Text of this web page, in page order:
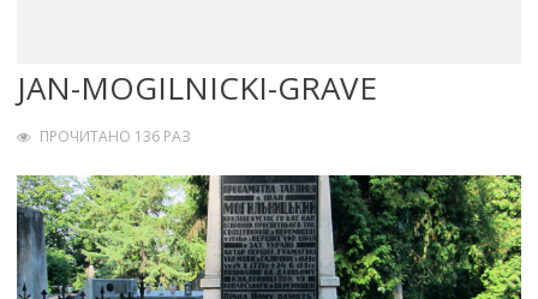
JAN-MOGILNICKI-GRAVE
ПРОЧИТАНО 136 РАЗ